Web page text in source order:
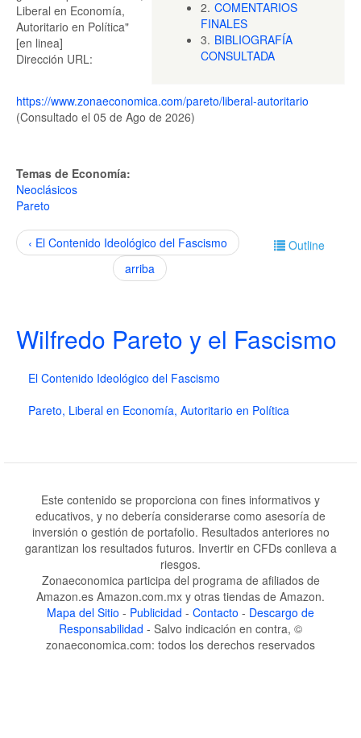
2. COMENTARIOS
FINALES
3. BIBLIOGRAFÍA
CONSULTADA
Liberal en Economía,
Autoritario en Política"
[en linea]
Dirección URL:
https://www.zonaeconomica.com/pareto/liberal-autoritario
(Consultado el 05 de Ago de 2026)
Temas de Economía:
Neoclásicos
Pareto
Outline
‹ El Contenido Ideológico del Fascismo
arriba
Wilfredo Pareto y el Fascismo
El Contenido Ideológico del Fascismo
Pareto, Liberal en Economía, Autoritario en Política
Este contenido se proporciona con fines informativos y
educativos, y no debería considerarse como asesoría de
inversión o gestión de portafolio. Resultados anteriores no
garantizan los resultados futuros. Invertir en CFDs conlleva a
riesgos.
Zonaeconomica participa del programa de afiliados de
Amazon.es Amazon.com.mx y otras tiendas de Amazon.
Mapa del Sitio - Publicidad - Contacto - Descargo de
Responsabilidad - Salvo indicación en contra, ©
zonaeconomica.com: todos los derechos reservados